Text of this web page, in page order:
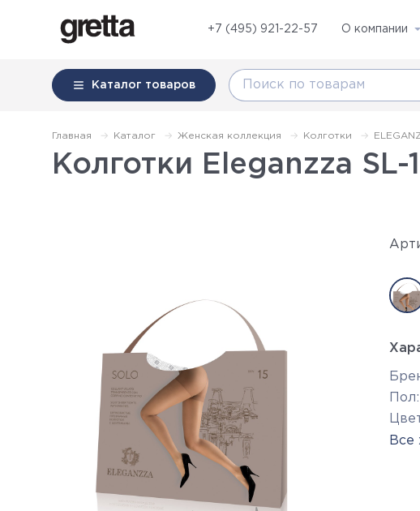
+7 (495) 921-22-57 О компании
Каталог товаров
Главная Каталог Женская коллекция Колготки
Колготки Eleganzza SL-
Пол:
Все